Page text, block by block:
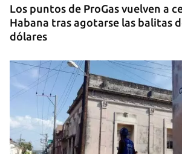
Los puntos de ProGas vuelven a
Habana tras agotarse las balitas
dólares